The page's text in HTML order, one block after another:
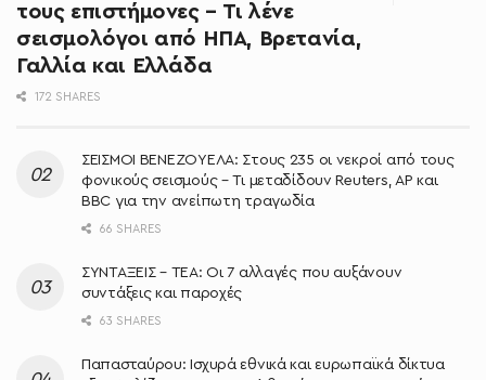
τους επιστήμονες – Τι λένε
σεισμολόγοι από ΗΠΑ, Βρετανία,
Γαλλία και Ελλάδα
172 SHARES
ΣΕΙΣΜΟΙ ΒΕΝΕΖΟΥΕΛΑ: Στους 235 οι νεκροί από τους
φονικούς σεισμούς – Τι μεταδίδουν Reuters, AP και
BBC για την ανείπωτη τραγωδία
66 SHARES
ΣΥΝΤΑΞΕΙΣ – ΤΕΑ: Οι 7 αλλαγές που αυξάνουν
συντάξεις και παροχές
63 SHARES
Παπασταύρου: Ισχυρά εθνικά και ευρωπαϊκά δίκτυα